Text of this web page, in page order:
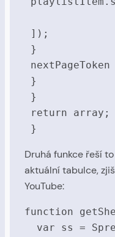
]);
}
}
}
return array;
}
Druhá funkce řeší
aktuální tabulce,
YouTube:
function
var ss =